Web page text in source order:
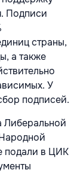
Подписи
страны,
а также
У
подписей.
Либеральной
подали в ЦИК